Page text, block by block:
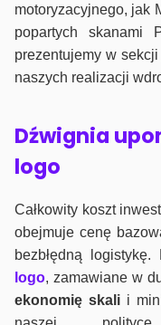
motoryzacyjnego, jak
popartych skanami
prezentujemy w sekcji
naszych realizacji
Dźwignia
logo
Całkowity koszt
obejmuje cenę
bezbłędną logistykę.
logo, zamawiane w
ekonomię skalii